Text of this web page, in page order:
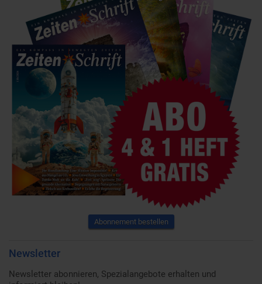
Abonnement bestellen
Newsletter
Newsletter abonnieren, Spezialangebote erhalten und